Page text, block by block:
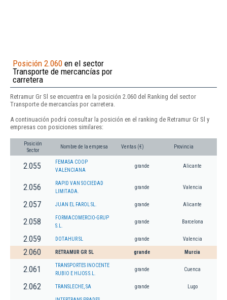
Posición 2.060 en el sector
Transporte de mercancías por
carretera
Retramur Gr Sl se encuentra en la posición 2.060 del Ranking del sector
Transporte de mercancías por carretera.
A continuación podrá consultar la posición en el ranking de Retramur Gr Sl y
empresas con posiciones similares:
Posición
Sector
Nombre de la empresa Ventas (€) Provincia
2.055
FEMASA COOP
VALENCIANA
grande Alicante
2.056
RAPID VAN SOCIEDAD
LIMITADA.
grande Valencia
2.057 JUAN EL FAROL SL. grande Alicante
2.058
FORMACOMERCIO-GRUP
S.L.
grande Barcelona
2.059 DOTAHUR SL grande Valencia
2.060 RETRAMUR GR SL grande Murcia
2.061
TRANSPORTES INOCENTE
RUBIO E HIJOS S.L.
grande Cuenca
2.062 TRANSLECHE, SA grande Lugo